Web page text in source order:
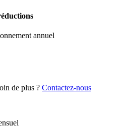
annuel
de plus ? Contactez-nous